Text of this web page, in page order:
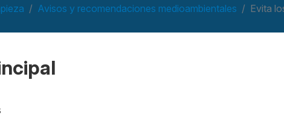
Avisos y recomendaciones medioambientales Evita